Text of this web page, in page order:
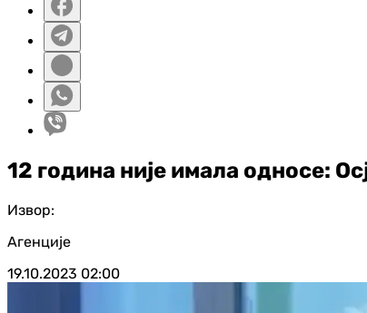
12 година није имала односе:
Извор:
Агенције
19.10.2023 02:00